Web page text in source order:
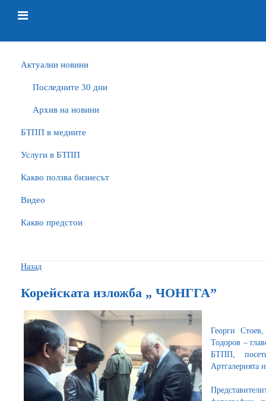
Актуални новини
Последните 30 дни
Архив на новини
БTПП в медиите
Услуги в БТПП
Какво ползва бизнесът
Видео
Какво предстои
Назад
Корейската изложба „ ЧОНГГА”
Георги
Тодоров –
БТПП,
Артгалерията